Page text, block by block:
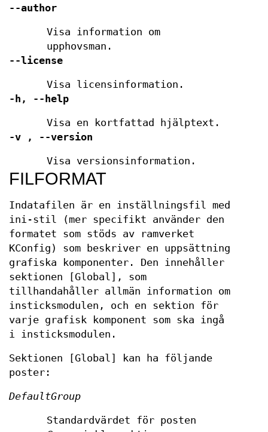
--author
Visa information om
upphovsman.
--license
Visa licensinformation.
-h, --help
Visa en kortfattad hjälptext.
-v , --version
Visa versionsinformation.
FILFORMAT
Indatafilen är en inställningsfil med
ini-stil (mer specifikt använder den
formatet som stöds av ramverket
KConfig) som beskriver en uppsättning
grafiska komponenter. Den innehåller
sektionen [Global], som
tillhandahåller allmän information om
insticksmodulen, och en sektion för
varje grafisk komponent som ska ingå
i insticksmodulen.
Sektionen [Global] kan ha följande
poster:
DefaultGroup
Standardvärdet för posten